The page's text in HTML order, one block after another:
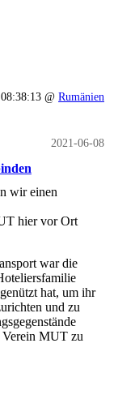
@Rumänien
2021-06-08
wir einen
hier vor Ort
war die
hat, um ihr
und zu
Verein MUT zu